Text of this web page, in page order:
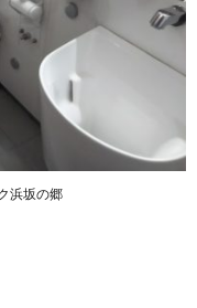
浜坂の郷